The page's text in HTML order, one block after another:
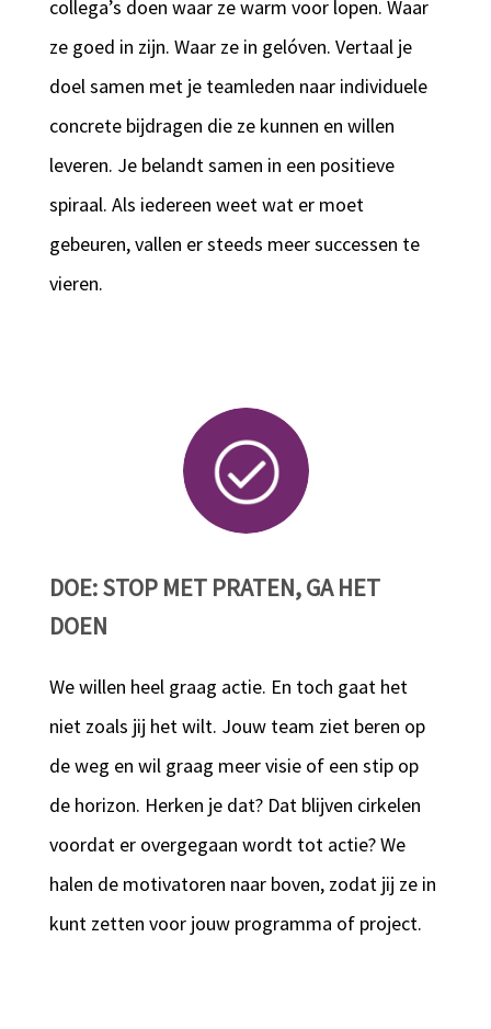
collega’s doen waar ze warm voor lopen. Waar
ze goed in zijn. Waar ze in gelóven. Vertaal je
doel samen met je teamleden naar individuele
concrete bijdragen die ze kunnen en willen
leveren. Je belandt samen in een positieve
spiraal. Als iedereen weet wat er moet
gebeuren, vallen er steeds meer successen te
vieren.
DOE: STOP MET PRATEN, GA HET
DOEN
We willen heel graag actie. En toch gaat het
niet zoals jij het wilt. Jouw team ziet beren op
de weg en wil graag meer visie of een stip op
de horizon. Herken je dat? Dat blijven cirkelen
voordat er overgegaan wordt tot actie? We
halen de motivatoren naar boven, zodat jij ze in
kunt zetten voor jouw programma of project.